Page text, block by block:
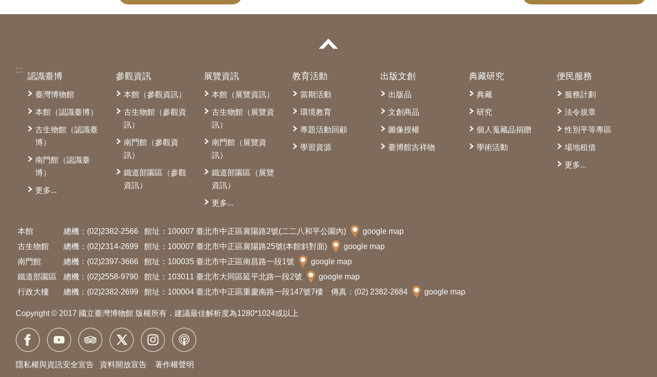
:::
認識臺博
臺灣博物館
本館（認識臺博）
古生物館（認識臺
博）
南門館（認識臺
博）
更多...
參觀資訊
本館（參觀資訊）
古生物館（參觀資
訊）
南門館（參觀資
訊）
鐵道部園區（參觀
資訊）
展覽資訊
本館（展覽資訊）
古生物館（展覽資
訊）
南門館（展覽資
訊）
鐵道部園區（展覽
資訊）
更多...
教育活動
當期活動
環境教育
專題活動回顧
學習資源
出版文創
出版品
文創商品
圖像授權
臺博館吉祥物
典藏研究
典藏
研究
個人蒐藏品捐贈
學術活動
便民服務
服務計劃
法令規章
性別平等專區
場地租借
更多...
本館 總機：(02)2382-2566 館址：100007 臺北市中正區襄陽路2號(二二八和平公園內)
google map
古生物館
總機：(02)2314-2699 館址：100007 臺北市中正區襄陽路25號(本館斜對面)
google map
南門館
總機：(02)2397-3666 館址：100035 臺北市中正區南昌路一段1號
google map
鐵道部園區
總機：(02)2558-9790 館址：103011 臺北市大同區延平北路一段2號
google map
行政大樓
總機：(02)2382-2699 館址：100004 臺北市中正區重慶南路一段147號7樓 傳真：(02) 2382-2684 google map
Copyright © 2017 國立臺灣博物館 版權所有．建議最佳解析度為1280*1024或以上
隱私權與資訊安全宣告 資料開放宣告 著作權聲明